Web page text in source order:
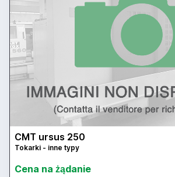
CMT ursus 250
Tokarki - inne typy
Cena na żądanie